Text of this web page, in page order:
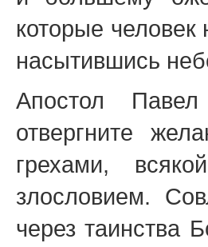
которые
насытившись
Апостол Павел
отвергните
грехами,
злословием.
через таинства